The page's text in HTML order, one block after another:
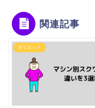
関連記事
ダイエット